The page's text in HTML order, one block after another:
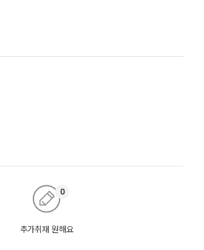
추가취재 원해요
0